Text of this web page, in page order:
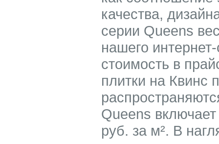
качества,
серии Queens
нашего
стоимость в
плитки на Квинс
Queens
руб. за м². В